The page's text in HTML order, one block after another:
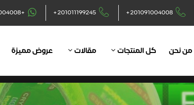
+201091004008
+201011199245
+201091004008
من نحن كل المنتجات مقالات عروض مميزة